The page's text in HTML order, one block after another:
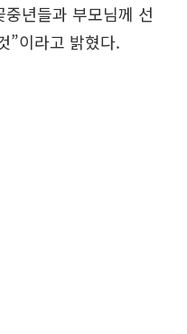
년들과 부모님께 선
”이라고 밝혔다.